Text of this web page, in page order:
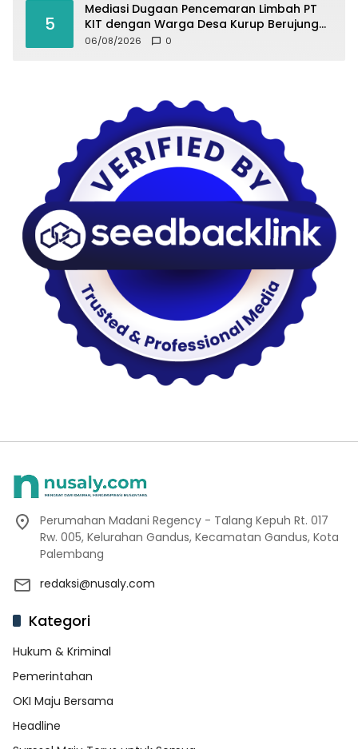
5
Mediasi Dugaan Pencemaran Limbah PT
KIT dengan Warga Desa Kurup Berujung
Buntu
06/08/2026 0
Perumahan Madani Regency - Talang Kepuh Rt. 017
Rw. 005, Kelurahan Gandus, Kecamatan Gandus, Kota
Palembang
redaksi@nusaly.com
Kategori
Hukum & Kriminal
Pemerintahan
OKI Maju Bersama
Headline